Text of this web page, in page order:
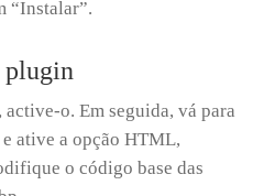
“Instalar”.
plugin
o. Em seguida, vá para
ative a opção HTML,
o código base das